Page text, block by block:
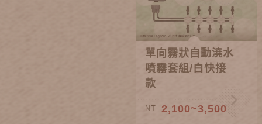
單向霧狀自動澆水
噴霧套組/白快接
款
NT. 2,100~3,500